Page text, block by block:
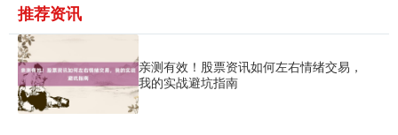
北证50 1134.24 +11.37
推荐资讯
亲测有效！股票资讯如何左右情绪交易，
我的实战避坑指南